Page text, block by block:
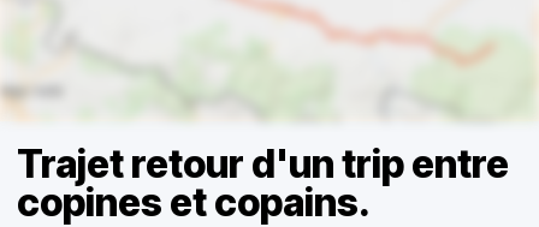
Trajet retour d'un trip entre
copines et copains.